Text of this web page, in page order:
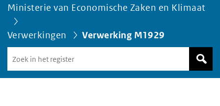
Ministerie van Economische Zaken en Klimaat
Verwerkingen Verwerking M1929
in
het